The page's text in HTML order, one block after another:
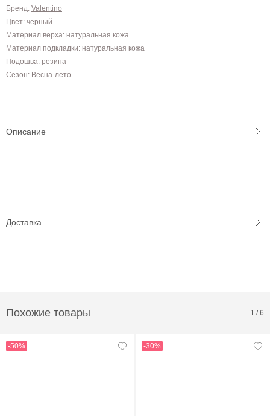
Бренд: Valentino
Цвет: черный
Материал верха: натуральная кожа
Материал подкладки: натуральная кожа
Подошва: резина
Сезон: Весна-лето
Описание
Доставка
Похожие товары 1 /6
-50% -30%